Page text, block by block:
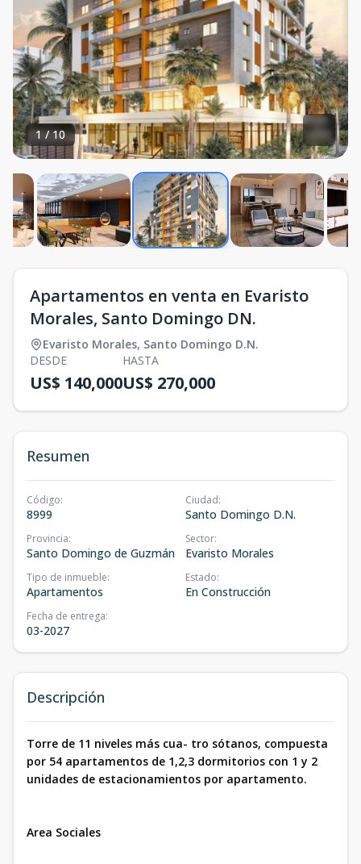
1/10
Apartamentos en venta en Evaristo
Morales, Santo Domingo DN.
Evaristo Morales, Santo Domingo D.N.
DESDE
US$ 140,000
HASTA
US$ 270,000
Resumen
Código:
8999
Ciudad:
Santo Domingo D.N.
Provincia:
Santo Domingo de Guzmán
Sector:
Evaristo Morales
Tipo de inmueble:
Apartamentos
Estado:
En Construcción
Fecha de entrega:
03-2027
Descripción
Torre de 11 niveles más cua- tro sótanos, compuesta
por 54 apartamentos de 1,2,3 dormitorios con 1 y 2
unidades de estacionamientos por apartamento.
Area Sociales